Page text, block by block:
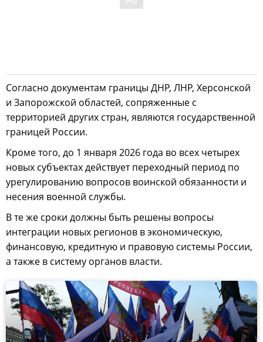
Согласно документам границы ДНР, ЛНР, Херсонской
и Запорожской областей, сопряженные с
территорией других стран, являются государственной
границей России.
Кроме того, до 1 января 2026 года во всех четырех
новых субъектах действует переходный период по
урегулированию вопросов воинской обязанности и
несения военной службы.
В те же сроки должны быть решены вопросы
интеграции новых регионов в экономическую,
финансовую, кредитную и правовую системы России,
а также в систему органов власти.